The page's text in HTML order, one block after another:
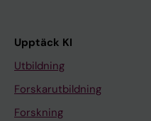
Upptäck KI
Utbildning
Forskarutbildning
Forskning